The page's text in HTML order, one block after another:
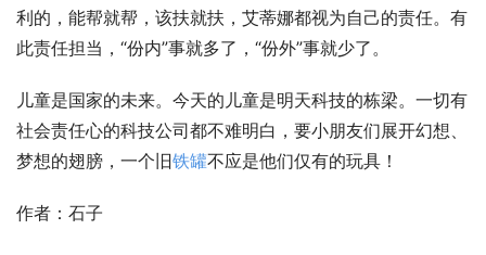
利的，能帮就帮，该扶就扶，艾蒂娜都视为自己的责任。有
此责任担当，“份内”事就多了，“份外”事就少了。
儿童是国家的未来。今天的儿童是明天科技的栋梁。一切有
社会责任心的科技公司都不难明白，要小朋友们展开幻想、
梦想的翅膀，一个旧铁罐不应是他们仅有的玩具！
作者：石子